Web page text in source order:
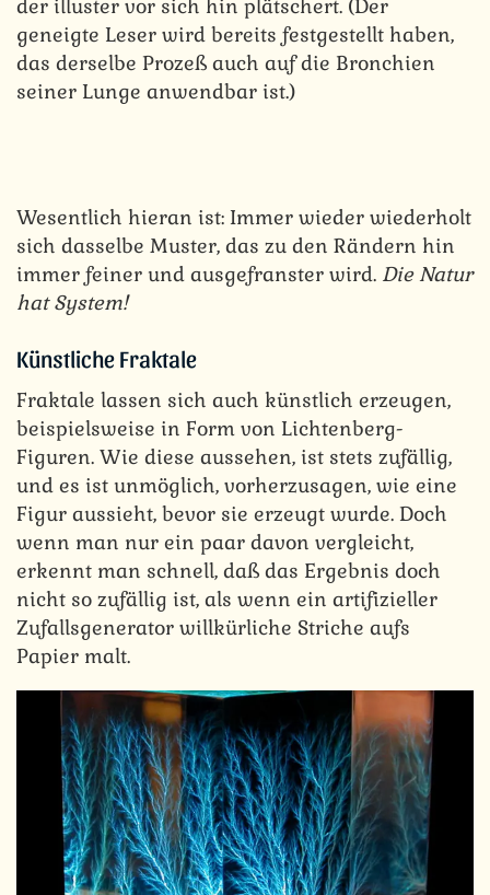
der illuster vor sich hin plätschert. (Der
geneigte Leser wird bereits festgestellt haben,
das derselbe Prozeß auch auf die Bronchien
seiner Lunge anwendbar ist.)
Wesentlich hieran ist: Immer wieder wiederholt
sich dasselbe Muster, das zu den Rändern hin
immer feiner und ausgefranster wird. Die Natur
hat System!
Künstliche Fraktale
Fraktale lassen sich auch künstlich erzeugen,
beispielsweise in Form von Lichtenberg-
Figuren. Wie diese aussehen, ist stets zufällig,
und es ist unmöglich, vorherzusagen, wie eine
Figur aussieht, bevor sie erzeugt wurde. Doch
wenn man nur ein paar davon vergleicht,
erkennt man schnell, daß das Ergebnis doch
nicht so zufällig ist, als wenn ein artifizieller
Zufallsgenerator willkürliche Striche aufs
Papier malt.